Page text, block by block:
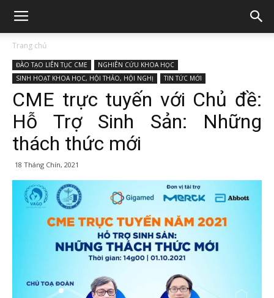
Trang chủ
ĐÀO TẠO LIÊN TỤC CME
NGHIÊN CỨU KHOA HỌC
SINH HOẠT KHOA HỌC, HỘI THẢO, HỘI NGHỊ
TIN TỨC MỚI
CME trực tuyến với Chủ đề:
Hỗ Trợ Sinh Sản: Những
thách thức mới
18 Tháng Chín, 2021